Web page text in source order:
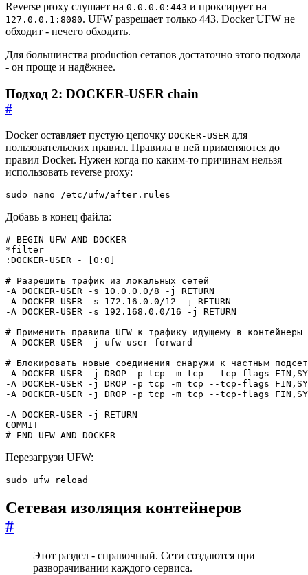
Reverse proxy слушает на 0.0.0.0:443 и проксирует на
127.0.0.1:8080. UFW разрешает только 443. Docker UFW не
обходит - нечего обходить.
Для большинства production сетапов достаточно этого подхода
- он проще и надёжнее.
Подход 2: DOCKER-USER chain
#
Docker оставляет пустую цепочку DOCKER-USER для
пользовательских правил. Правила в ней применяются до
правил Docker. Нужен когда по каким-то причинам нельзя
использовать reverse proxy:
sudo nano /etc/ufw/after.rules
Добавь в конец файла:
# END UFW AND DOCKER
Перезагрузи UFW:
sudo ufw reload
Сетевая изоляция контейнеров
#
Этот раздел - справочный. Сети создаются при
разворачивании каждого сервиса.